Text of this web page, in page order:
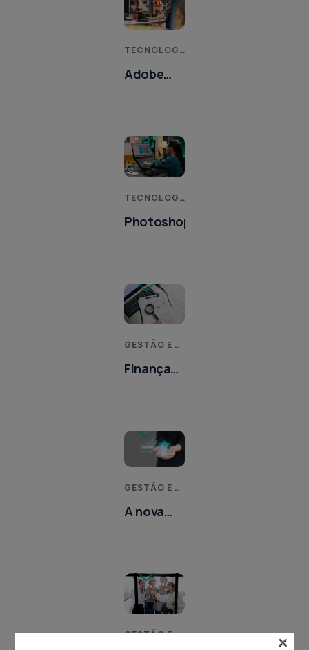
TECNOLOGIAS DA INFORMAÇÃO E COMUNICAÇÃO
Adobe
TECNOLOGIAS DA INFORMAÇÃO E COMUNICAÇÃO
Photoshop
GESTÃO E MELHORIA DE PROCESSOS
Finanças
GESTÃO E MELHORIA DE PROCESSOS
A nova
45001:2018
GESTÃO E MELHORIA DE PROCESSOS ×